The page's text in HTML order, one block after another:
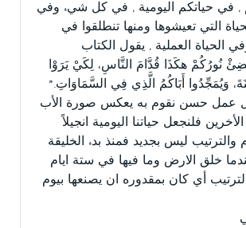
, في حياتكم اليومية , في كل شيء وفي
التي تعيشوها ومنها تنطلقوا في
الحياة العملية , يقول الكتاب
نُورُكُمْ هكَذَا قُدَّامَ النَّاسِ، لِكَيْ يَرَوْا
وَيُمَجِّدُوا أَبَاكُمُ الَّذِي فِي السَّمَاوَاتِ.”
16). كل عمل حسن نقوم به يعكس صورة الأب
فلنجعل حياتنا اليومية انجيلاً
والترتيب ليس بجديد فمنذ بدء الخليقة
خلق الارض وما فيها في ستة ايام
أي كان بمقدوره ان يصنعها بيوم